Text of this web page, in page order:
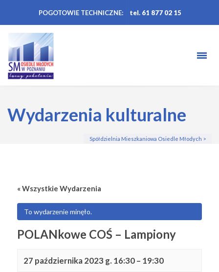
POGOTOWIE TECHNICZNE: tel. 61 877 02 15
Wydarzenia kulturalne
Spółdzielnia Mieszkaniowa Osiedle Młodych >
« Wszystkie Wydarzenia
To wydarzenie minęło.
POLANkowe COŚ – Lampiony
27 października 2023 g. 16:30– 19:30